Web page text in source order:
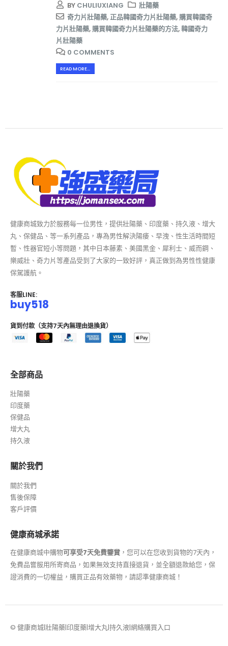
BY CHULIUXIANG
壯陽藥
奇力片壯陽藥,正品韓國奇力片壯陽藥,購買韓國奇
力片壯陽藥,購買韓國奇力片壯陽藥的方法,韓國奇力
片壯陽藥
0 COMMENTS
READ MORE...
健康商城致力於服務每一位男性，提供壯陽藥、印度藥、持久液、增大
丸、保健品、等一系列產品，專為男性解決陽痿、早洩、性生活時間短
暫、性器官短小等問題，其中日本藤素、美國黑金、犀利士、威而鋼、
樂威壯、奇力片等產品受到了大家的一致好評，真正做到為男性性健康
保駕護航。
客服LINE:
buy518
貨到付款（支持7天內無理由退換貨）
全部商品
壯陽藥
印度藥
保健品
增大丸
持久液
關於我們
關於我們
售後保障
客戶評價
健康商城承諾
在健康商城中購物可享受7天免費鑒賞 ，您可以在您收到貨物的7天內，
免費品嘗服用所寄商品，如果無效支持直接退貨，並全額退款給您，保
證消費的一切權益，購買正品有效藥物，請認準健康商城！
© 健康商城|壯陽藥|印度藥|增大丸|持久液|網絡購買入口